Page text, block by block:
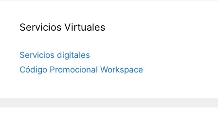
Servicios Virtuales
Servicios digitales
Código Promocional Workspace